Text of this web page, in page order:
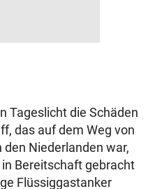
Tageslicht die Schäden
das auf dem Weg von
den Niederlanden war,
Bereitschaft gebracht
Flüssiggastanker